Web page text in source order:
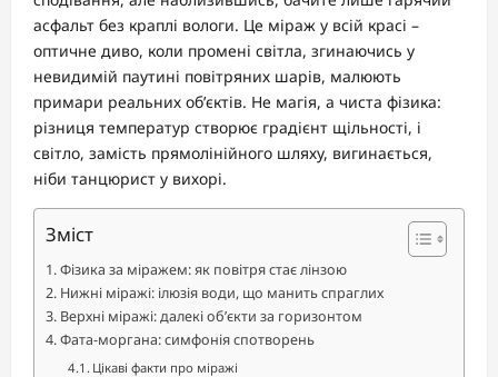
асфальт без краплі вологи. Це міраж у всій красі –
оптичне диво, коли промені світла, згинаючись у
невидимій паутині повітряних шарів, малюють
примари реальних об’єктів. Не магія, а чиста фізика:
різниця температур створює градієнт щільності, і
світло, замість прямолінійного шляху, вигинається,
ніби танцюрист у вихорі.
Зміст
Фізика за міражем: як повітря стає лінзою
Нижні міражі: ілюзія води, що манить спраглих
Верхні міражі: далекі об’єкти за горизонтом
Фата-моргана: симфонія спотворень
Цікаві факти про міражі